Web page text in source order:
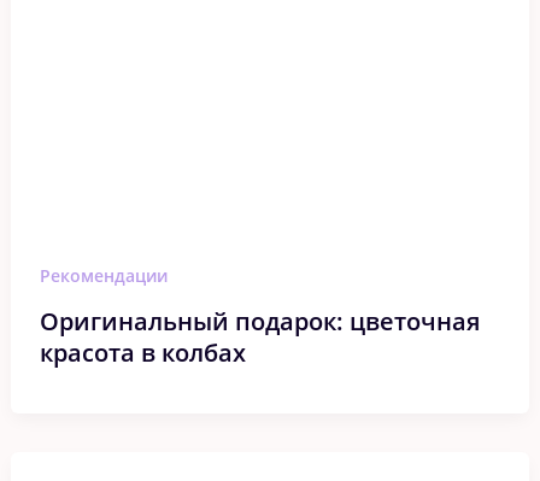
Рекомендации
Оригинальный подарок: цветочная
красота в колбах